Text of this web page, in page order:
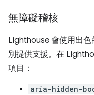
無障礙稽核
Lighthouse 會使用出色
別提供支援。在
項目：
aria-hidden-